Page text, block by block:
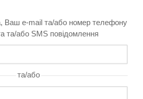
Ваш e-mail та/або номер телефону
та/або SMS повідомлення
та/або